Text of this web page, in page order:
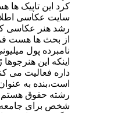
کرد این تاپیک ها
سایت عکاسی
رشد هنر عکاسی
از بحث ها هست
نامبرده پول
اینکه این
داره فعالیت می
است،بنده به
رشته حقوق هستم
شخص برای